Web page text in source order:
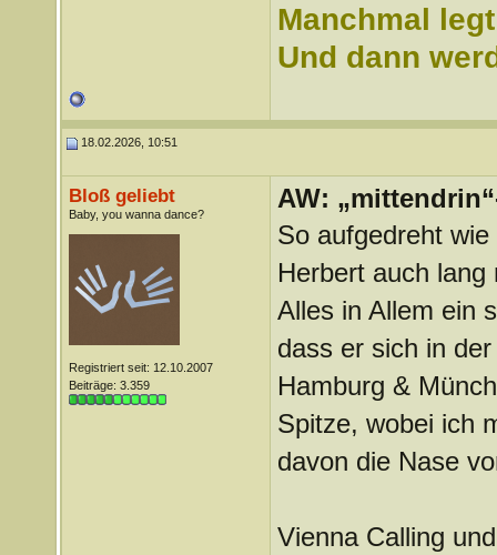
Manchmal
Und dann
18.02.2026, 10:51
Bloß geliebt
Baby, you wanna dance?
Registriert seit: 12.10.2007
Beiträge: 3.359
AW:
So aufgedreht
Herbert auch
Alles in Allem ein
dass er sich in
Hamburg &
Spitze, wobei ich
davon die Nase
Vienna Calling